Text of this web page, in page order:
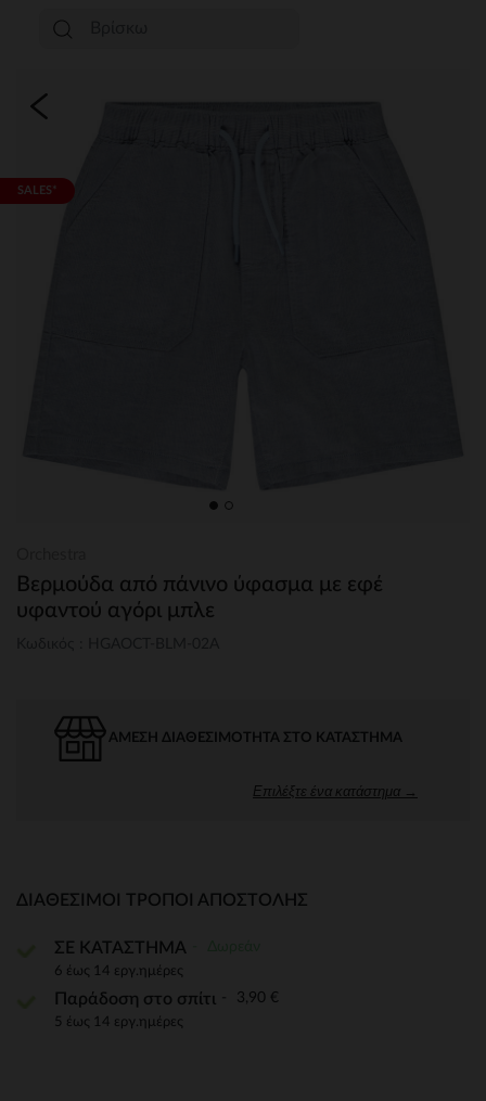
SALES*
Βερμούδα από πάνινο ύφασμα με εφέ
υφαντού αγόρι μπλε
ΆΜΕΣΗ ΔΙΑΘΕΣΙΜΌΤΗΤΑ ΣΤΟ ΚΑΤΆΣΤΗΜΑ
Επιλέξτε ένα κατάστημα →
ΔΙΑΘΈΣΙΜΟΙ ΤΡΌΠΟΙ ΑΠΟΣΤΟΛΉΣ
ΣΕ ΚΑΤΑΣΤΗΜΑ
6 έως 14 εργ.ημέρες
Παράδοση στο σπίτι 3,90 €
5 έως 14 εργ.ημέρες